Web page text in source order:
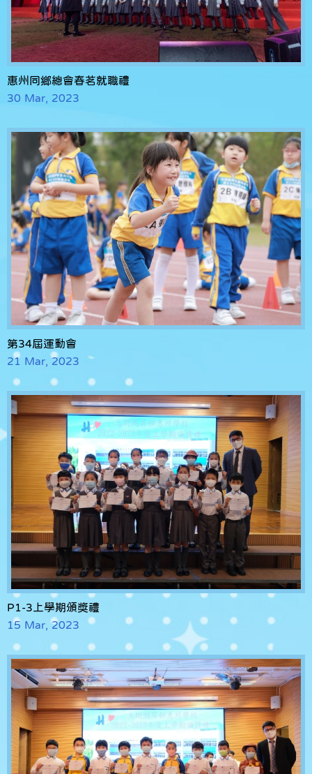
惠州同鄉總會春茗就職禮
30 Mar, 2023
第34屆運動會
21 Mar, 2023
P1-3上學期頒獎禮
15 Mar, 2023